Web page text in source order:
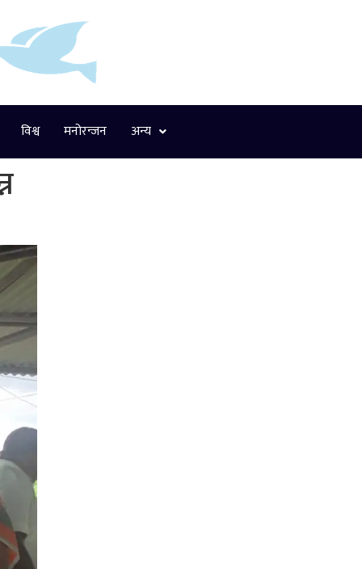
विश्व मनोरन्जन अन्य